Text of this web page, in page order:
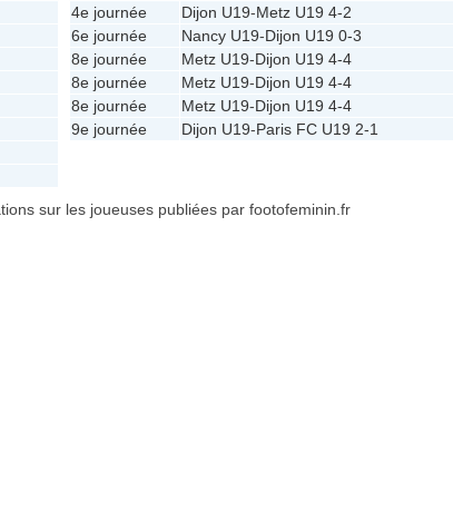
4e journée
Dijon U19-Metz U19 4-2
6e journée
Nancy U19-Dijon U19 0-3
8e journée
Metz U19-Dijon U19 4-4
8e journée
Metz U19-Dijon U19 4-4
8e journée
Metz U19-Dijon U19 4-4
9e journée
Dijon U19-Paris FC U19 2-1
sur les joueuses publiées par footofeminin.fr